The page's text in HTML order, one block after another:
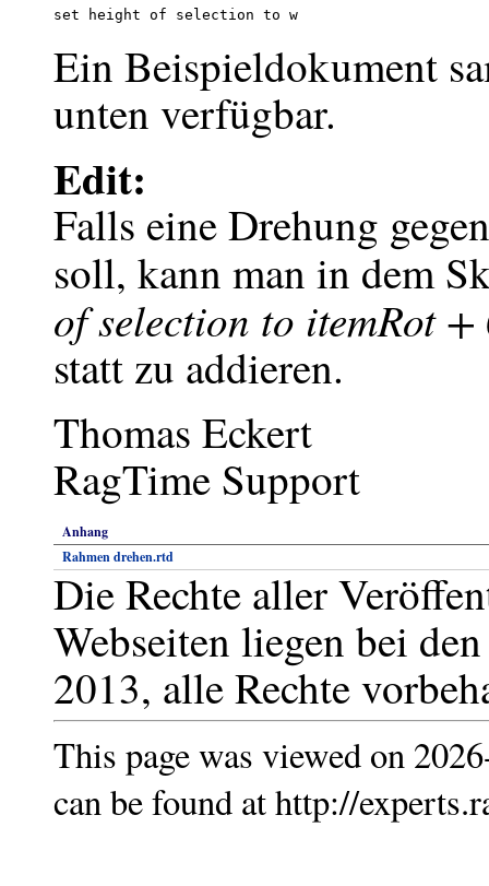
Ein Beispieldokument
unten verfügbar.
Edit:
Falls eine Drehung
soll, kann man in dem
of selection to itemRot +
statt zu addieren.
Thomas Eckert
RagTime Support
Anhang
Rahmen drehen.rtd
Die Rechte aller
Webseiten liegen bei
2013, alle Rechte
This page was viewed on
can be found at http://